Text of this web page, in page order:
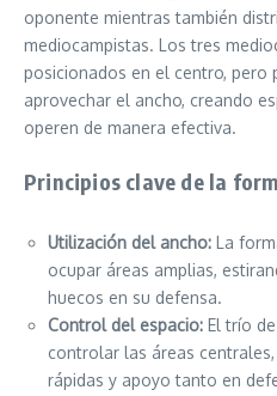
oponente mientras también
mediocampistas. Los tres
posicionados en el centro, pero
aprovechar el ancho, creando
operen de manera efectiva.
Principios clave de la
Utilización del ancho: La
ocupar áreas amplias,
huecos en su defensa.
Control del espacio: El trío
controlar las áreas
rápidas y apoyo tanto en